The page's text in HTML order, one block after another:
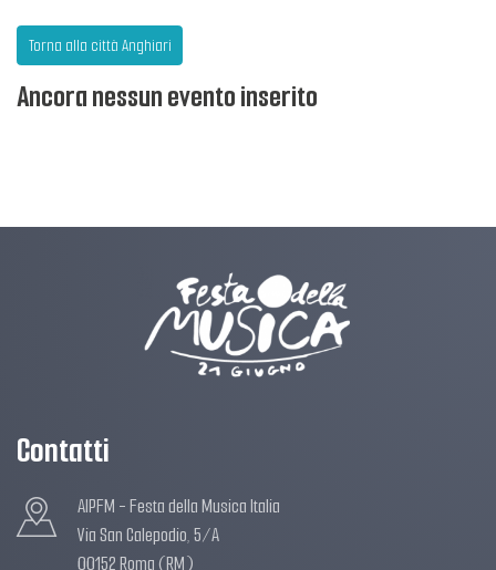
Torna alla città Anghiari
Ancora nessun evento inserito
Contatti
AIPFM - Festa della Musica Italia
Via San Calepodio, 5/A
00152 Roma (RM)